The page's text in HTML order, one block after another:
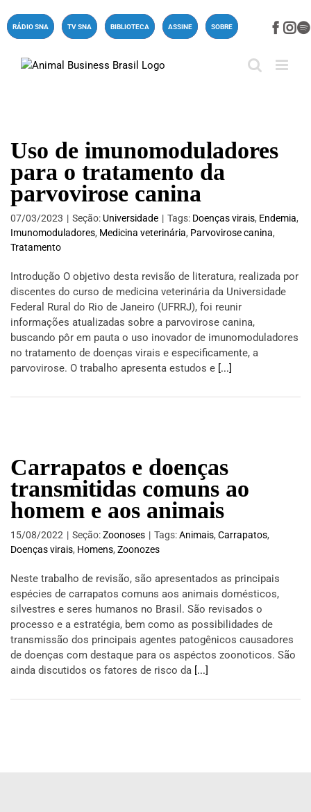
paraRÁDIO SNA TV SNA BIBLIOTECA ASSINE SOBRE
Uso de imunomoduladores
para o tratamento da
parvovirose canina
07/03/2023 | Seção: Universidade | Tags: Doenças virais, Endemia,
Imunomoduladores, Medicina veterinária, Parvovirose canina,
Tratamento
Introdução O objetivo desta revisão de literatura, realizada por
discentes do curso de medicina veterinária da Universidade
Federal Rural do Rio de Janeiro (UFRRJ), foi reunir
informações atualizadas sobre a parvovirose canina,
buscando pôr em pauta o uso inovador de imunomoduladores
no tratamento de doenças virais e especificamente, a
parvovirose. O trabalho apresenta estudos e [...]
Carrapatos e doenças
transmitidas comuns ao
homem e aos animais
15/08/2022 | Seção:Zoonoses | Tags:Animais, Carrapatos,
Doenças virais, Homens, Zoonozes
Neste trabalho de revisão, são apresentados as principais
espécies de carrapatos comuns aos animais domésticos,
silvestres e seres humanos no Brasil. São revisados o
processo e a estratégia, bem como as possibilidades de
transmissão dos principais agentes patogênicos causadores
de doenças com destaque para os aspéctos zoonoticos. São
ainda discutidos os fatores de risco da [...]